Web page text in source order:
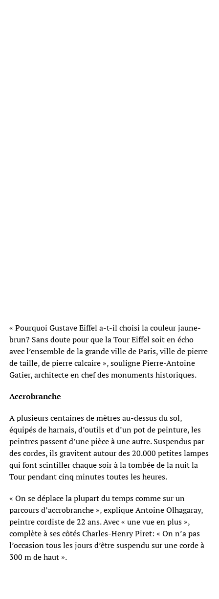
« Pourquoi Gustave Eiffel a-t-il choisi la couleur jaune-
brun? Sans doute pour que la Tour Eiffel soit en écho
avec l’ensemble de la grande ville de Paris, ville de pierre
de taille, de pierre calcaire », souligne Pierre-Antoine
Gatier, architecte en chef des monuments historiques.
Accrobranche
A plusieurs centaines de mètres au-dessus du sol,
équipés de harnais, d’outils et d’un pot de peinture, les
peintres passent d’une pièce à une autre. Suspendus par
des cordes, ils gravitent autour des 20.000 petites lampes
qui font scintiller chaque soir à la tombée de la nuit la
Tour pendant cinq minutes toutes les heures.
« On se déplace la plupart du temps comme sur un
parcours d’accrobranche », explique Antoine Olhagaray,
peintre cordiste de 22 ans. Avec « une vue en plus »,
complète à ses côtés Charles-Henry Piret: « On n’a pas
l’occasion tous les jours d’être suspendu sur une corde à
300 m de haut ».